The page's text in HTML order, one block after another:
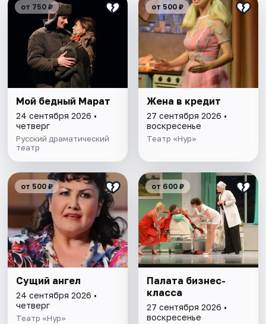
от 750 ₽
Мой бедный Марат
24 сентября 2026 •
четверг
Русский драматический
театр
от 500 ₽
Жена в кредит
27 сентября 2026 •
воскресенье
Театр «Нур»
от 500 ₽
Сущий ангел
24 сентября 2026 •
четверг
Театр «Нур»
от 600 ₽
Палата бизнес-
класса
27 сентября 2026 •
воскресенье